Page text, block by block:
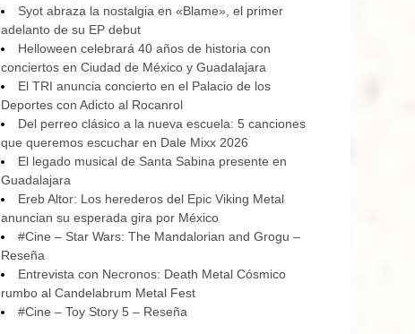
Syot abraza la nostalgia en «Blame», el primer
adelanto de su EP debut
Helloween celebrará 40 años de historia con
conciertos en Ciudad de México y Guadalajara
El TRI anuncia concierto en el Palacio de los
Deportes con Adicto al Rocanrol
Del perreo clásico a la nueva escuela: 5 canciones
que queremos escuchar en Dale Mixx 2026
El legado musical de Santa Sabina presente en
Guadalajara
Ereb Altor: Los herederos del Epic Viking Metal
anuncian su esperada gira por México
#Cine – Star Wars: The Mandalorian and Grogu –
Reseña
Entrevista con Necronos: Death Metal Cósmico
rumbo al Candelabrum Metal Fest
#Cine – Toy Story 5 – Reseña